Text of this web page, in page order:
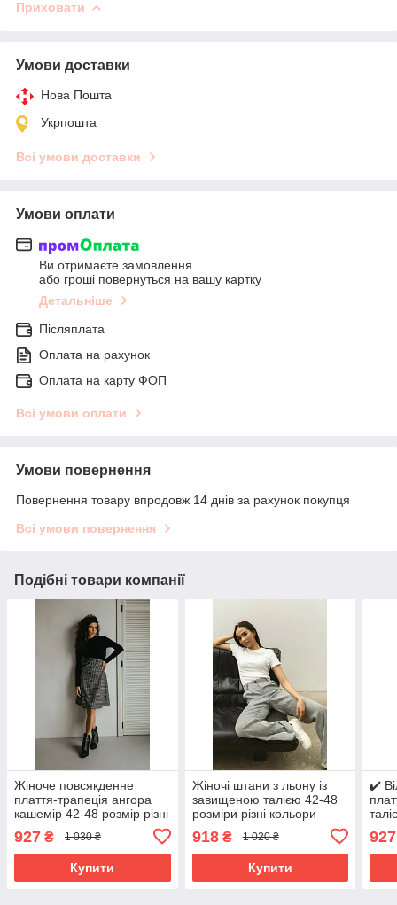
Приховати
Умови доставки
Нова Пошта
Укрпошта
Всі умови доставки
Умови оплати
Ви отримаєте замовлення
або гроші повернуться на вашу картку
Детальніше
Післяплата
Оплата на рахунок
Оплата на карту ФОП
Всі умови оплати
Умови повернення
Повернення товару впродовж 14 днів за рахунок покупця
Всі умови повернення
Подібні товари компанії
Жіноче повсякденне
плаття-трапеція ангора
кашемір 42-48 розмір різні
927 ₴ 1 030 ₴
Купити
Жіночі штани з льону із
завищеною талією 42-48
розміри різні кольори
918₴ 1 020 ₴
Купити
✔️
927